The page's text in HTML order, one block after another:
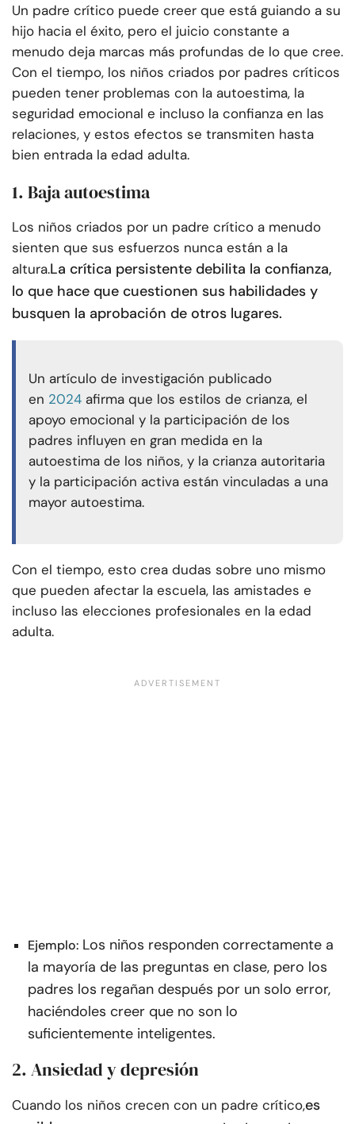
Un padre crítico puede creer que está guiando a su
hijo hacia el éxito, pero el juicio constante a
menudo deja marcas más profundas de lo que cree.
Con el tiempo, los niños criados por padres críticos
pueden tener problemas con la autoestima, la
seguridad emocional e incluso la confianza en las
relaciones, y estos efectos se transmiten hasta
bien entrada la edad adulta.
1. Baja autoestima
Los niños criados por un padre crítico a menudo
sienten que sus esfuerzos nunca están a la
altura.La crítica persistente debilita la confianza,
lo que hace que cuestionen sus habilidades y
busquen la aprobación de otros lugares.
Un artículo de investigación publicado
en 2024 afirma que los estilos de crianza, el
apoyo emocional y la participación de los
padres influyen en gran medida en la
autoestima de los niños, y la crianza autoritaria
y la participación activa están vinculadas a una
mayor autoestima.
Con el tiempo, esto crea dudas sobre uno mismo
que pueden afectar la escuela, las amistades e
incluso las elecciones profesionales en la edad
adulta.
Ejemplo: Los niños responden correctamente a
la mayoría de las preguntas en clase, pero los
padres los regañan después por un solo error,
haciéndoles creer que no son lo
suficientemente inteligentes.
2. Ansiedad y depresión
Cuando los niños crecen con un padre crítico,es